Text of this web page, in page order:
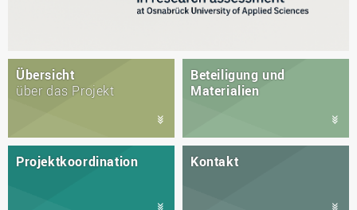
Übersicht
über das Projekt
Beteiligung und
Materialien
Projektkoordination Kontakt